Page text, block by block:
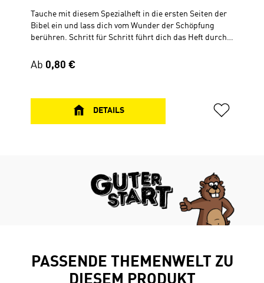
Tauche mit diesem Spezialheft in die ersten Seiten der
Bibel ein und lass dich vom Wunder der Schöpfung
berühren. Schritt für Schritt führt dich das Heft durch
Ende mit ausgewählten Psalmen voller Staunen, Dank
Ergänzt wird das Heft durch farbenfrohe Comicbilder,
Erlebnisberichte der Autoren, Gesprächsfragen,
prägnante Bibeltexte machen den Einstieg leicht. ·
Jeder der 14 Tage beginnt mit einem bunten Comic-
Gebetsvorschläge, um das Gelesene zu vertiefen.Ab 9
Jahren14 Tage, Geheftet, DIN A5 (14,8 x 21 cm)26 Seiten,
Regulärer Preis:
Ab 0,80 €
DETAILS
PASSENDE THEMENWELT ZU